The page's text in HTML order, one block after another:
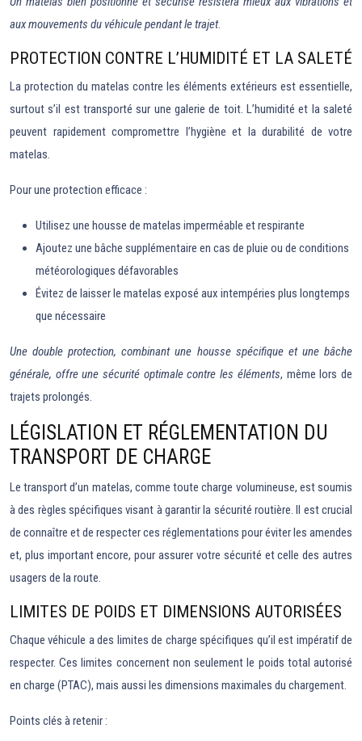
aux mouvements du véhicule pendant le trajet.
PROTECTION CONTRE L’HUMIDITÉ ET LA SALETÉ
La protection du matelas contre les éléments extérieurs est essentielle,
surtout s’il est transporté sur une galerie de toit. L’humidité et la saleté
peuvent rapidement compromettre l’hygiène et la durabilité de votre
matelas.
Pour une protection efficace :
Utilisez une housse de matelas imperméable et respirante
Ajoutez une bâche supplémentaire en cas de pluie ou de conditions
météorologiques défavorables
Évitez de laisser le matelas exposé aux intempéries plus longtemps
que nécessaire
Une double protection, combinant une housse spécifique et une bâche
générale, offre une sécurité optimale contre les éléments, même lors de
trajets prolongés.
LÉGISLATION ET RÉGLEMENTATION DU
TRANSPORT DE CHARGE
Le transport d’un matelas, comme toute charge volumineuse, est soumis
à des règles spécifiques visant à garantir la sécurité routière. Il est crucial
de connaître et de respecter ces réglementations pour éviter les amendes
et, plus important encore, pour assurer votre sécurité et celle des autres
usagers de la route.
LIMITES DE POIDS ET DIMENSIONS AUTORISÉES
Chaque véhicule a des limites de charge spécifiques qu’il est impératif de
respecter. Ces limites concernent non seulement le poids total autorisé
en charge (PTAC), mais aussi les dimensions maximales du chargement.
Points clés à retenir :